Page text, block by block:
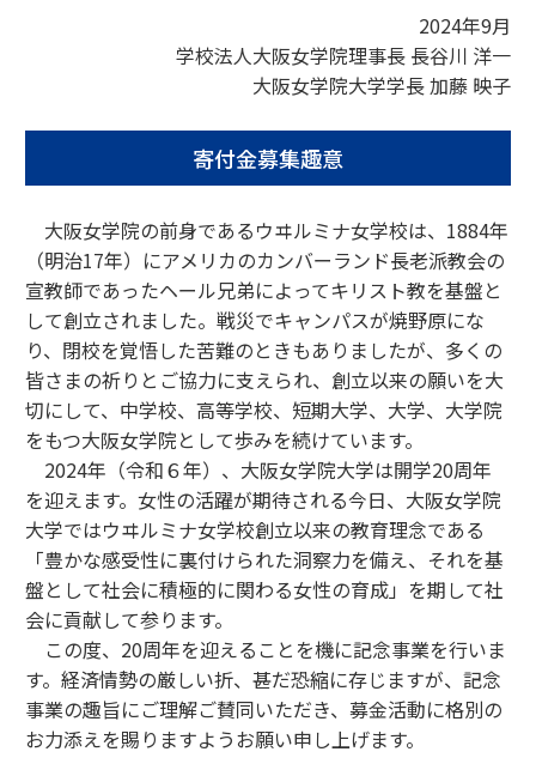
2024年9月
学校法人大阪女学院理事長 長谷川 洋一
大阪女学院大学学長 加藤 映子
寄付金募集趣意
大阪女学院の前身であるウヰルミナ女学校は、1884年
（明治17年）にアメリカのカンバーランド長老派教会の
宣教師であったヘール兄弟によってキリスト教を基盤と
して創立されました。戦災でキャンパスが焼野原にな
り、閉校を覚悟した苦難のときもありましたが、多くの
皆さまの祈りとご協力に支えられ、創立以来の願いを大
切にして、中学校、高等学校、短期大学、大学、大学院
をもつ大阪女学院として歩みを続けています。
2024年（令和６年）、大阪女学院大学は開学20周年
を迎えます。女性の活躍が期待される今日、大阪女学院
大学ではウヰルミナ女学校創立以来の教育理念である
「豊かな感受性に裏付けられた洞察力を備え、それを基
盤として社会に積極的に関わる女性の育成」を期して社
会に貢献して参ります。
この度、20周年を迎えることを機に記念事業を行いま
す。経済情勢の厳しい折、甚だ恐縮に存じますが、記念
事業の趣旨にご理解ご賛同いただき、募金活動に格別の
お力添えを賜りますようお願い申し上げます。